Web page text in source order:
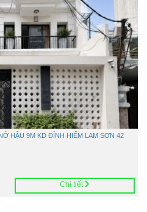
HẬU 9M KD ĐỈNH HIẾM LAM SƠN 42
Chi tiết